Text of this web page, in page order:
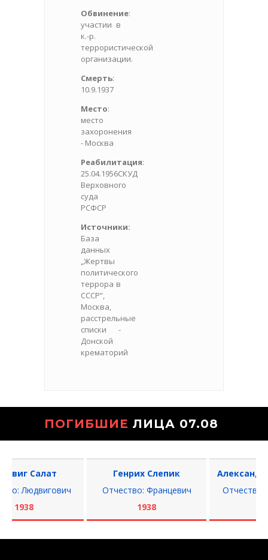
Обвинение:
участии в
к.-р.
террористической
организации.
Смерть:
10.9.1937
Место:
место
захоронения
- Москва
Реабилитация:
25.04.1956СКУД
Верховного
суда
РСФСР
Источники:
База
данных
„Жертвы
политического
террора в
СССР”,
Москва,
расстрельные
списки -
Донской
крематорий
ПОГИБШИЕ ЛИЦА 07.08
Салат
Людвигович
1938
Генрих Слепик
Отчество: Францевич
1938
Александр
Отчество: